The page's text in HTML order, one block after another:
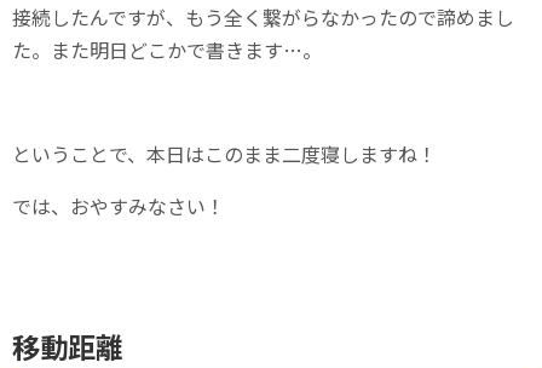
接続したんですが、もう全く繋がらなかったので諦めまし
た。また明日どこかで書きます…。
ということで、本日はこのまま二度寝しますね！
では、おやすみなさい！
移動距離